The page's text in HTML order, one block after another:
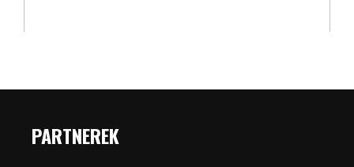
PARTNEREK